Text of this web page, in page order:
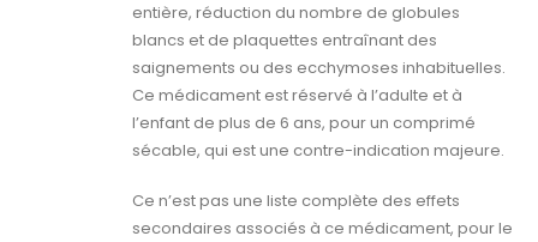
entière, réduction du nombre de globules
blancs et de plaquettes entraînant des
saignements ou des ecchymoses inhabituelles.
Ce médicament est réservé à l’adulte et à
l’enfant de plus de 6 ans, pour un comprimé
sécable, qui est une contre-indication majeure.
Ce n’est pas une liste complète des effets
secondaires associés à ce médicament, pour le